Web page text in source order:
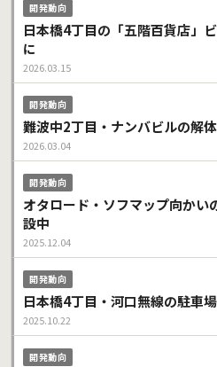
開発動向
日本橋4丁目の「五階百貨店」
に
2026.03.15
開発動向
難波中2丁目・ナンバビルの解
2026.03.04
開発動向
オタロード・ソフマップ向かい
設中
2025.12.04
開発動向
日本橋4丁目・河口無線の駐車
2025.10.22
開発動向